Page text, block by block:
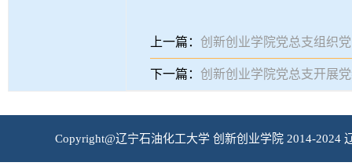
上一篇： 创新创业学院党总支组织
下一篇： 创新创业学院党总支开展
Copyright@辽宁石油化工大学 创新创业学院 2014-2024